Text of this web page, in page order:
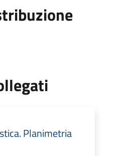
Planimetria